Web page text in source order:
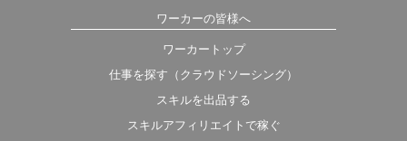
ワーカーの皆様へ
ワーカートップ
仕事を探す（クラウドソーシング）
スキルを出品する
スキルアフィリエイトで稼ぐ